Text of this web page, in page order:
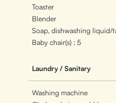
Toaster
Blender
Soap, dishwashing liquid/
Baby chair(s) : 5
Laundry / Sanitary
Washing machine